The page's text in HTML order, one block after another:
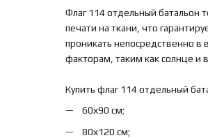
Флаг 114 отдельный батальон
печати на ткани, что
проникать непосредственно в
факторам, таким как солнце и
Купить флаг 114 отдельный
60х90 см;
80х120 см;